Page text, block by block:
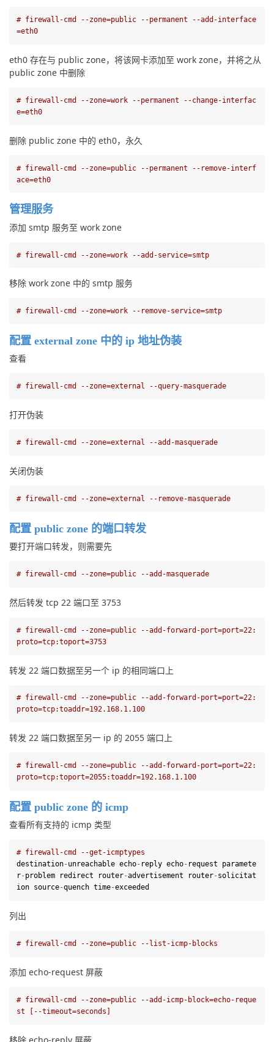
# firewall-cmd --zone=public --permanent --add-interface
=eth0
eth0 存在与 public zone，将该网卡添加至 work zone，并将之从
public zone 中删除
# firewall-cmd --zone=work --permanent --change-interfac
e=eth0
删除 public zone 中的 eth0，永久
# firewall-cmd --zone=public --permanent --remove-interf
ace=eth0
管理服务
添加 smtp 服务至 work zone
# firewall-cmd --zone=work --add-service=smtp
移除 work zone 中的 smtp 服务
# firewall-cmd --zone=work --remove-service=smtp
配置 external zone 中的 ip 地址伪装
查看
# firewall-cmd --zone=external --query-masquerade
打开伪装
# firewall-cmd --zone=external --add-masquerade
关闭伪装
# firewall-cmd --zone=external --remove-masquerade
配置 public zone 的端口转发
要打开端口转发，则需要先
# firewall-cmd --zone=public --add-masquerade
然后转发 tcp 22 端口至 3753
# firewall-cmd --zone=public --add-forward-port=port=22:
proto=tcp:toport=3753
转发 22 端口数据至另一个 ip 的相同端口上
# firewall-cmd --zone=public --add-forward-port=port=22:
proto=tcp:toaddr=192.168.1.100
转发 22 端口数据至另一 ip 的 2055 端口上
# firewall-cmd --zone=public --add-forward-port=port=22:
proto=tcp:toport=2055:toaddr=192.168.1.100
配置 public zone 的 icmp
查看所有支持的 icmp 类型
# firewall-cmd --get-icmptypes
destination-unreachable echo- reply echo- request paramete
r-problem redirect router-advertisement router-solicitat
ion source-quench time-exceeded
列出
# firewall-cmd --zone=public --list-icmp-blocks
添加 echo-request 屏蔽
# firewall-cmd --zone=public --add-icmp-block=echo-reque
st [--timeout=seconds]
移除 echo-reply 屏蔽